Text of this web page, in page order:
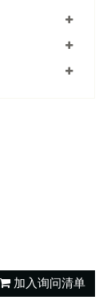
加入询问清单